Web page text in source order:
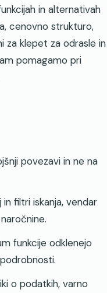
in alternativah
cenovno strukturo,
za klepet za odrasle in
pomagamo pri
povezavi in ne na
filtri iskanja, vendar
funkcije odklenejo
o podatkih, varno